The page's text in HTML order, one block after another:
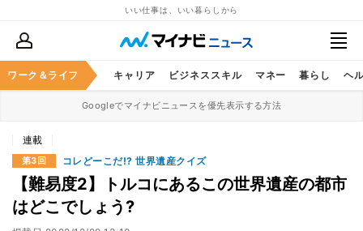
いい仕事は、いい暮らしから
ワーク＆ライフ キャリア ビジネススキル マネー 暮らし ヘ
Googleでマイナビニュースを優先表示する方法
連載
第3回 コレどーこだ!? 世界遺産クイズ
【難易度2】トルコにあるこの世界遺産の都市
はどこでしょう?